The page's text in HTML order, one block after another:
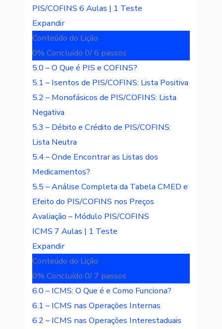
PIS/COFINS6 Aulas | 1 Teste
Expandir
Conteúdo do Lição
0% Concluído0/ 6 passos
5.0 – O Que é PIS e COFINS?
5.1 – Isentos de PIS/COFINS: Lista Positiva
5.2 – Monofásicos de PIS/COFINS: Lista
Negativa
5.3 – Débito e Crédito de PIS/COFINS:
Lista Neutra
5.4 – Onde Encontrar as Listas dos
Medicamentos?
5.5 – Análise Completa da Tabela CMED e
Efeito do PIS/COFINS nos Preços
Avaliação – Módulo PIS/COFINS
ICMS 7 Aulas | 1 Teste
Expandir
Conteúdo do Lição
0% Concluído0/ 7 passos
6.0 – ICMS: O Que é e Como Funciona?
6.1 – ICMS nas Operações Internas
6.2 – ICMS nas Operações Interestaduais